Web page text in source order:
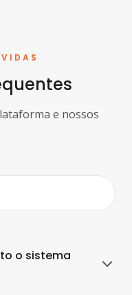
e nossos
o sistema